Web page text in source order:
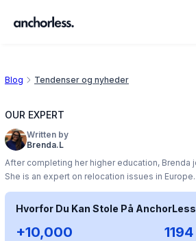
Blog Tendenser og nyheder
OUR EXPERT
Written by
Brenda.L
After completing her higher education, Brenda
She is an expert on relocation issues in Europe.
Hvorfor Du Kan Stole På AnchorLess
+10,000 1194